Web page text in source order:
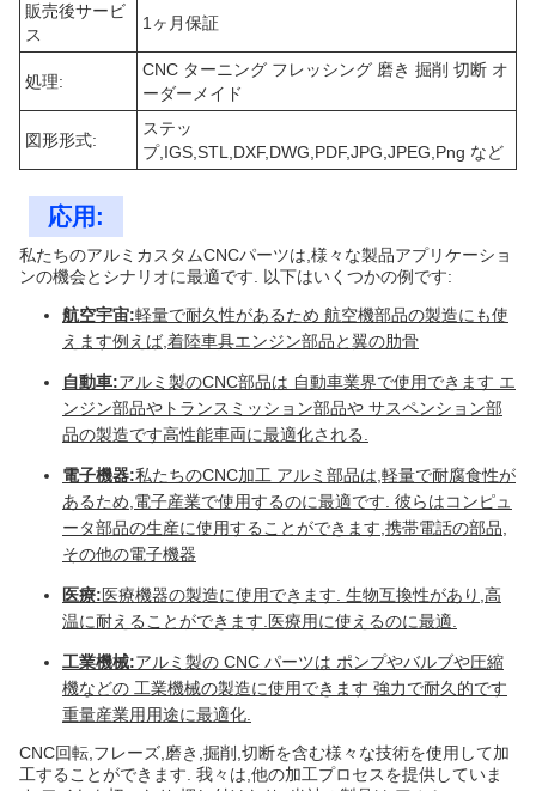
販売後サービ
ス
1ヶ月保証
処理:
CNC ターニング フレッシング 磨き 掘削 切断 オ
ーダーメイド
図形形式:
ステッ
プ,IGS,STL,DXF,DWG,PDF,JPG,JPEG,Png など
応用:
私たちのアルミカスタムCNCパーツは,様々な製品アプリケーショ
ンの機会とシナリオに最適です. 以下はいくつかの例です:
航空宇宙:軽量で耐久性があるため 航空機部品の製造にも使
えます例えば,着陸車具エンジン部品と翼の肋骨
自動車:アルミ製のCNC部品は 自動車業界で使用できます エ
ンジン部品やトランスミッション部品や サスペンション部
品の製造です高性能車両に最適化される.
電子機器:私たちのCNC加工 アルミ部品は,軽量で耐腐食性が
あるため,電子産業で使用するのに最適です. 彼らはコンピュ
ータ部品の生産に使用することができます,携帯電話の部品,
その他の電子機器
医療:医療機器の製造に使用できます. 生物互換性があり,高
温に耐えることができます.医療用に使えるのに最適.
工業機械:アルミ製の CNC パーツは ポンプやバルブや圧縮
機などの 工業機械の製造に使用できます 強力で耐久的です
重量産業用用途に最適化.
CNC回転,フレーズ,磨き,掘削,切断を含む様々な技術を使用して加
工することができます. 我々は,他の加工プロセスを提供していま